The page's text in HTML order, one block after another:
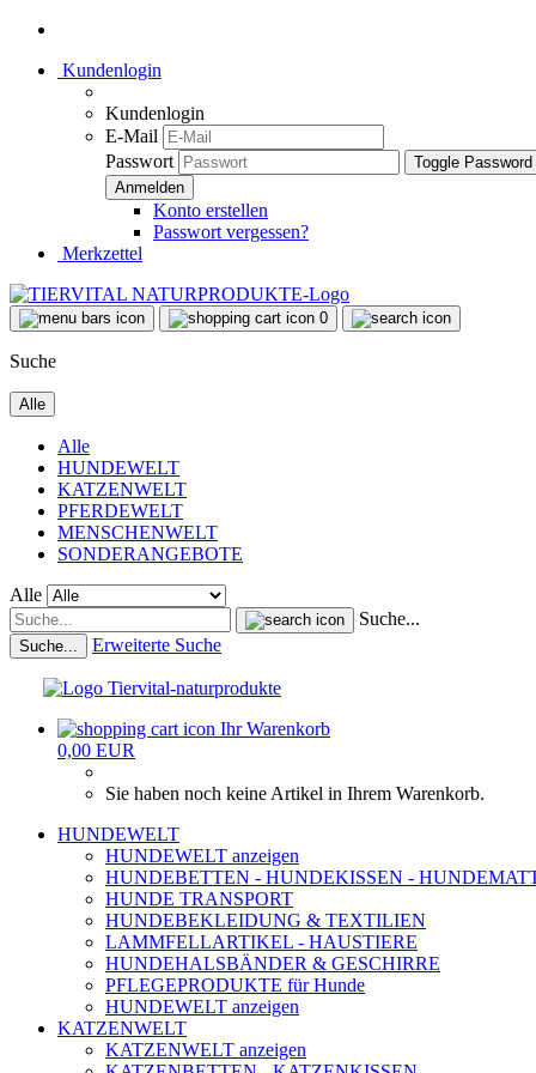
Kundenlogin
Kundenlogin
E-Mail
Passwort
Toggle
Konto erstellen
Passwort vergessen?
Merkzettel
0
Suche
Alle
Alle
HUNDEWELT
KATZENWELT
PFERDEWELT
MENSCHENWELT
SONDERANGEBOTE
Alle
Suche...
Suche... Erweiterte Suche
Ihr Warenkorb
0,00 EUR
Sie haben noch keine Artikel in Ihrem Warenkorb.
HUNDEWELT
HUNDEWELT anzeigen
HUNDEBETTEN - HUNDEKISSEN -
HUNDE TRANSPORT
HUNDEBEKLEIDUNG & TEXTILIEN
LAMMFELLARTIKEL - HAUSTIERE
HUNDEHALSBÄNDER & GESCHIRRE
PFLEGEPRODUKTE für Hunde
HUNDEWELT anzeigen
KATZENWELT
KATZENWELT anzeigen